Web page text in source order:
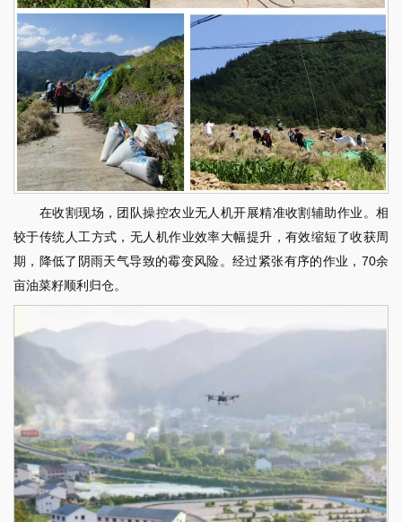
在收割现场，团队操控农业无人机开展精准收割辅助作业。相
较于传统人工方式，无人机作业效率大幅提升，有效缩短了收获周
期，降低了阴雨天气导致的霉变风险。经过紧张有序的作业，70余
亩油菜籽顺利归仓。